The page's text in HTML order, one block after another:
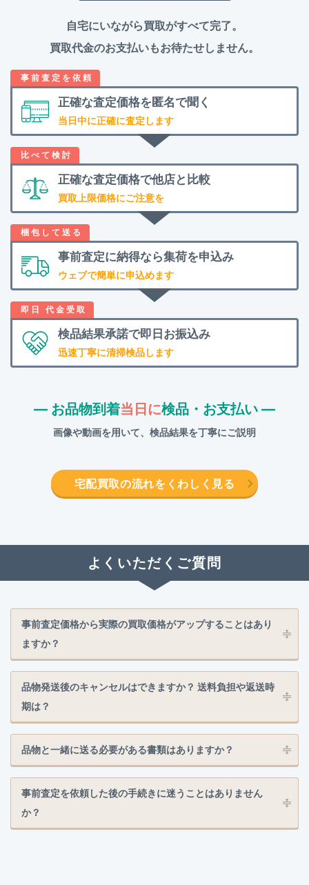
自宅にいながら買取がすべて完了。
買取代金のお支払いもお待たせしません。
正確な査定価格を 匿名で聞く
当日中に正確に査定します
正確な査定価格で他店と比較
買取上限価格にご注意を
事前査定に納得なら集荷を申込み
ウェブで簡単に申込めます
検品結果承諾で即日お振込み
迅速丁寧に清掃検品します
― お品物到着当日に検品・お支払い ―
画像や動画を用いて、検品結果を丁寧にご説明
宅配買取の流れをくわしく見る
よくいただくご質問
事前査定価格から実際の買取価格がアップすることはあり
ますか？
品物発送後のキャンセルはできますか？ 送料負担や返送時
期は？
品物と一緒に送る必要がある書類はありますか？
事前査定を依頼した後の手続きに迷うことはありません
か？